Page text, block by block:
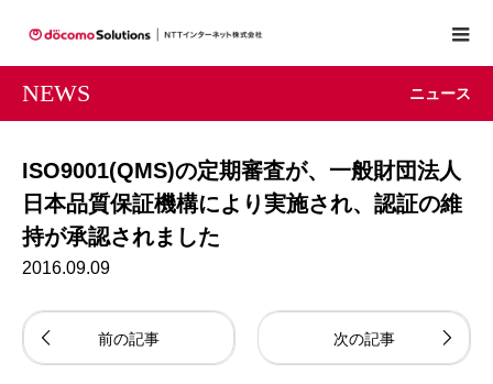
NEWS ニュース
ISO9001(QMS)の定期審査が、一般財団法人
日本品質保証機構により実施され、認証の維
持が承認されました
2016.09.09